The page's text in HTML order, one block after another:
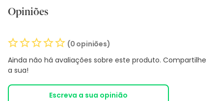
Opiniões
(0 opiniões)
Ainda não há avaliações sobre este produto. Compartilhe
a sua!
Escreva a sua opinião